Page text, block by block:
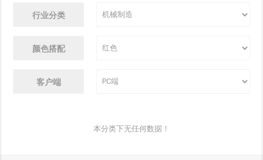
行业分类
颜色搭配
客户端
本分类下无任何数据！